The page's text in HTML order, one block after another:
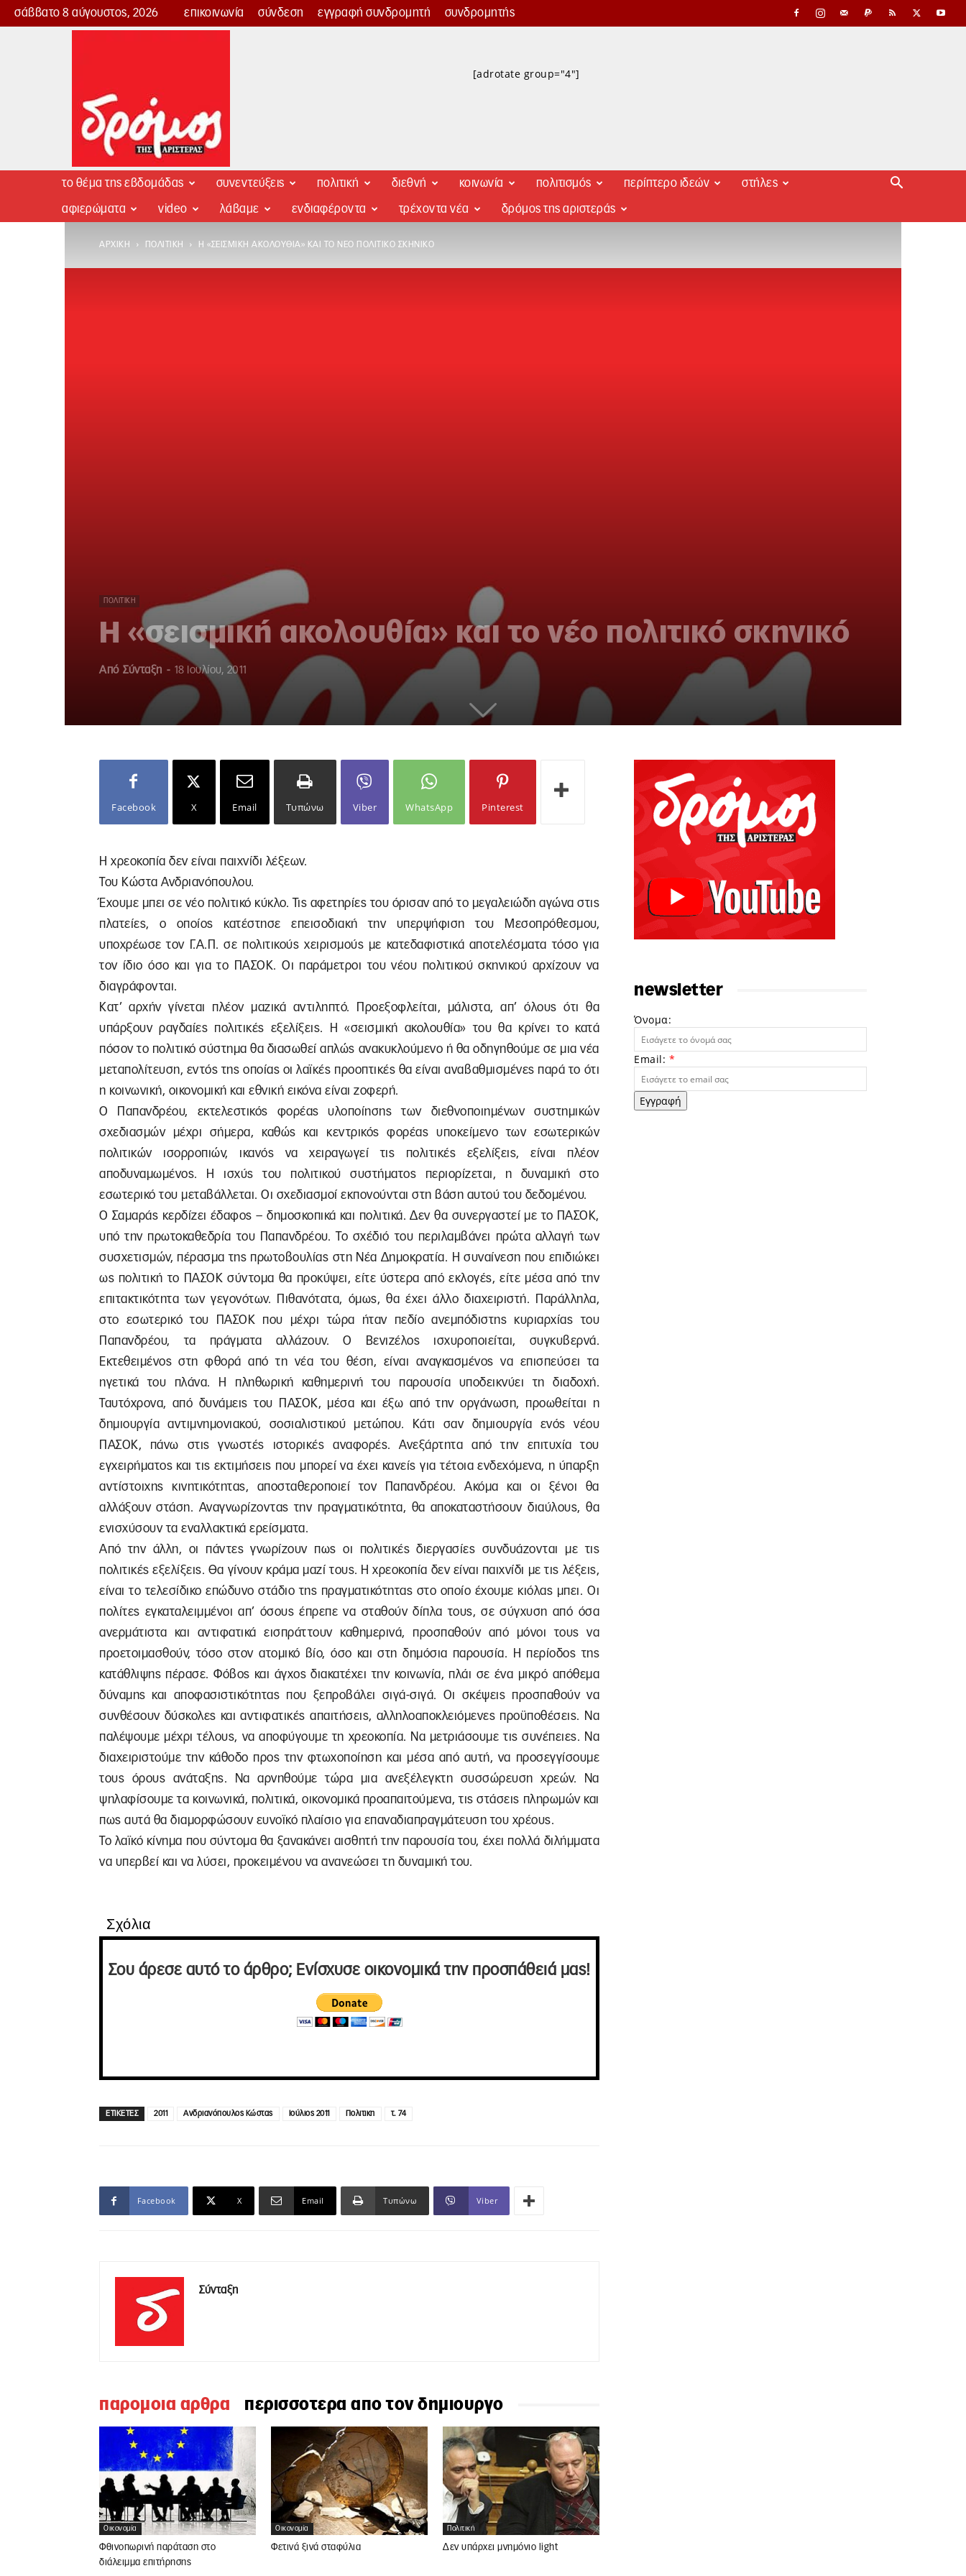
σάββατο 8 αύγουστος, 2026 επικοινωνία σύνδεση εγγραφή συνδρομητή συνδρομητής
Δρόμος
[adrotate group="4"]
το θέμα της εβδομάδας συνεντεύξεις πολιτική διεθνή κοινωνία πολιτισμός περίπτερο ιδεών στήλες
αφιερώματα video λάβαμε ενδιαφέροντα τρέχοντα νέα δρόμος της αριστεράς
ΑΡΧΙΚΉ ΠΟΛΙΤΙΚΉ Η «ΣΕΙΣΜΙΚΉ ΑΚΟΛΟΥΘΊΑ» ΚΑΙ ΤΟ ΝΈΟ ΠΟΛΙΤΙΚΌ ΣΚΗΝΙΚΌ
ΠΟΛΙΤΙΚΉ
Η «σεισμική ακολουθία» και το νέο πολιτικό σκηνικό
Από Σύνταξη - 18 Ιουλίου, 2011
Facebook X Email Τυπώνω Viber WhatsApp Pinterest
Η χρεοκοπία δεν είναι παιχνίδι λέξεων.
Του Κώστα Ανδριανόπουλου.
Έχουμε μπει σε νέο πολιτικό κύκλο. Τις αφετηρίες του όρισαν από το μεγαλειώδη αγώνα στις
πλατείες, ο οποίος κατέστησε επεισοδιακή την υπερψήφιση του Μεσοπρόθεσμου,
υποχρέωσε τον Γ.Α.Π. σε πολιτικούς χειρισμούς με κατεδαφιστικά αποτελέσματα τόσο για
τον ίδιο όσο και για το ΠΑΣΟΚ. Οι παράμετροι του νέου πολιτικού σκηνικού αρχίζουν να
διαγράφονται.
Κατ’ αρχήν γίνεται πλέον μαζικά αντιληπτό. Προεξοφλείται, μάλιστα, απ’ όλους ότι θα
υπάρξουν ραγδαίες πολιτικές εξελίξεις. Η «σεισμική ακολουθία» του θα κρίνει το κατά
πόσον το πολιτικό σύστημα θα διασωθεί απλώς ανακυκλούμενο ή θα οδηγηθούμε σε μια νέα
μεταπολίτευση, εντός της οποίας οι λαϊκές προοπτικές θα είναι αναβαθμισμένες παρά το ότι
η κοινωνική, οικονομική και εθνική εικόνα είναι ζοφερή.
Ο Παπανδρέου, εκτελεστικός φορέας υλοποίησης των διεθνοποιημένων συστημικών
σχεδιασμών μέχρι σήμερα, καθώς και κεντρικός φορέας υποκείμενο των εσωτερικών
πολιτικών ισορροπιών, ικανός να χειραγωγεί τις πολιτικές εξελίξεις, είναι πλέον
αποδυναμωμένος. Η ισχύς του πολιτικού συστήματος περιορίζεται, η δυναμική στο
εσωτερικό του μεταβάλλεται. Οι σχεδιασμοί εκπονούνται στη βάση αυτού του δεδομένου.
Ο Σαμαράς κερδίζει έδαφος – δημοσκοπικά και πολιτικά. Δεν θα συνεργαστεί με το ΠΑΣΟΚ,
υπό την πρωτοκαθεδρία του Παπανδρέου. Το σχέδιό του περιλαμβάνει πρώτα αλλαγή των
συσχετισμών, πέρασμα της πρωτοβουλίας στη Νέα Δημοκρατία. Η συναίνεση που επιδιώκει
ως πολιτική το ΠΑΣΟΚ σύντομα θα προκύψει, είτε ύστερα από εκλογές, είτε μέσα από την
επιτακτικότητα των γεγονότων. Πιθανότατα, όμως, θα έχει άλλο διαχειριστή. Παράλληλα,
στο εσωτερικό του ΠΑΣΟΚ που μέχρι τώρα ήταν πεδίο ανεμπόδιστης κυριαρχίας του
Παπανδρέου, τα πράγματα αλλάζουν. Ο Βενιζέλος ισχυροποιείται, συγκυβερνά.
Εκτεθειμένος στη φθορά από τη νέα του θέση, είναι αναγκασμένος να επισπεύσει τα
ηγετικά του πλάνα. Η πληθωρική καθημερινή του παρουσία υποδεικνύει τη διαδοχή.
Ταυτόχρονα, από δυνάμεις του ΠΑΣΟΚ, μέσα και έξω από την οργάνωση, προωθείται η
δημιουργία αντιμνημονιακού, σοσιαλιστικού μετώπου. Κάτι σαν δημιουργία ενός νέου
ΠΑΣΟΚ, πάνω στις γνωστές ιστορικές αναφορές. Ανεξάρτητα από την επιτυχία του
εγχειρήματος και τις εκτιμήσεις που μπορεί να έχει κανείς για τέτοια ενδεχόμενα, η ύπαρξη
αντίστοιχης κινητικότητας, αποσταθεροποιεί τον Παπανδρέου. Ακόμα και οι ξένοι θα
αλλάξουν στάση. Αναγνωρίζοντας την πραγματικότητα, θα αποκαταστήσουν διαύλους, θα
ενισχύσουν τα εναλλακτικά ερείσματα.
Από την άλλη, οι πάντες γνωρίζουν πως οι πολιτικές διεργασίες συνδυάζονται με τις
πολιτικές εξελίξεις. Θα γίνουν κράμα μαζί τους. Η χρεοκοπία δεν είναι παιχνίδι με τις λέξεις,
είναι το τελεσίδικο επώδυνο στάδιο της πραγματικότητας στο οποίο έχουμε κιόλας μπει. Οι
πολίτες εγκαταλειμμένοι απ’ όσους έπρεπε να σταθούν δίπλα τους, σε σύγχυση από όσα
ανερμάτιστα και αντιφατικά εισπράττουν καθημερινά, προσπαθούν από μόνοι τους να
προετοιμασθούν, τόσο στον ατομικό βίο, όσο και στη δημόσια παρουσία. Η περίοδος της
κατάθλιψης πέρασε. Φόβος και άγχος διακατέχει την κοινωνία, πλάι σε ένα μικρό απόθεμα
δύναμης και αποφασιστικότητας που ξεπροβάλει σιγά-σιγά. Οι σκέψεις προσπαθούν να
συνθέσουν δύσκολες και αντιφατικές απαιτήσεις, αλληλοαποκλειόμενες προϋποθέσεις. Να
παλέψουμε μέχρι τέλους, να αποφύγουμε τη χρεοκοπία. Να μετριάσουμε τις συνέπειες. Να
διαχειριστούμε την κάθοδο προς την φτωχοποίηση και μέσα από αυτή, να προσεγγίσουμε
τους όρους ανάταξης. Να αρνηθούμε τώρα μια ανεξέλεγκτη συσσώρευση χρεών. Να
ψηλαφίσουμε τα κοινωνικά, πολιτικά, οικονομικά προαπαιτούμενα, τις στάσεις πληρωμών και
πως αυτά θα διαμορφώσουν ευνοϊκό πλαίσιο για επαναδιαπραγμάτευση του χρέους.
Το λαϊκό κίνημα που σύντομα θα ξανακάνει αισθητή την παρουσία του, έχει πολλά διλήμματα
να υπερβεί και να λύσει, προκειμένου να ανανεώσει τη δυναμική του.
Σχόλια
Σου άρεσε αυτό το άρθρο; Ενίσχυσε οικονομικά την προσπάθειά μας!
ΕΤΙΚΕΤΕΣ 2011 Ανδριανόπουλος Κώστας Ιούλιος 2011 Πολιτικη τ. 74
Facebook X Email Τυπώνω Viber
Σύνταξη
παρομοια αρθρα περισσοτερα απο τον δημιουργο
Οικονομία
Φθινοπωρινή παράταση στο
διάλειμμα επιτήρησης
Οικονομία
Φετινά ξινά σταφύλια
Πολιτική
Δεν υπάρχει μνημόνιο light
newsletter
Όνομα:
Email: *
Εγγραφή